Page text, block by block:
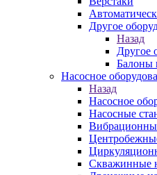
Другое
Назад
Другое
Балоны
Насосное
Назад
Насосное
Насосные
Скважинные